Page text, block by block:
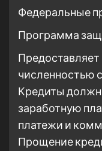
Федеральные
Программа
численностью
Кредиты
заработную
платежи и
Прощение